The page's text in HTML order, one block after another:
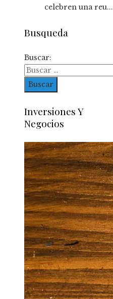
celebren una reu...
Busqueda
Buscar:
Inversiones Y
Negocios